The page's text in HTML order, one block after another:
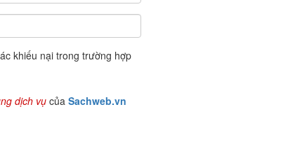
khiếu nại trong trường hợp
dịch vụ của Sachweb.vn